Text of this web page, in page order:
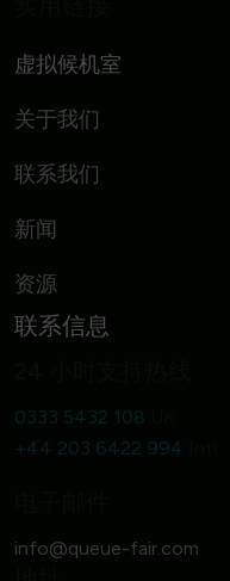
虚拟候机室
关于我们
联系我们
新闻
资源
联系信息
0333 5432 108
+44 203 6422 994